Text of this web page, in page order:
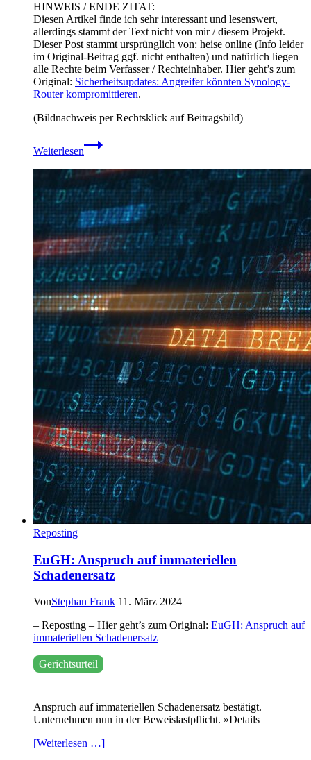
HINWEIS / ENDE ZITAT:
Diesen Artikel finde ich sehr interessant und lesenswert,
allerdings stammt der Text nicht von mir / diesem Projekt.
Dieser Post stammt ursprünglich von: heise online (Info leider
im Original-Beitrag ggf. nicht enthalten) und natürlich liegen
alle Rechte beim Verfasser / Rechteinhaber. Hier geht’s zum
Original: Sicherheitsupdates: Angreifer könnten Synology-
Router kompromittieren.
(Bildnachweis per Rechtsklick auf Beitragsbild)
Weiterlesen
Sicherheitsupdates:
Angreifer
Synology-
Router
kompromittieren
Reposting
EuGH: Anspruch auf immateriellen
Schadenersatz
VonStephan Frank 11. März 2024
– Reposting – Hier geht’s zum Original: EuGH: Anspruch auf
immateriellen Schadenersatz
Gerichtsurteil
Anspruch auf immateriellen Schadenersatz bestätigt.
Unternehmen nun in der Beweislastpflicht. »Details
[Weiterlesen …]